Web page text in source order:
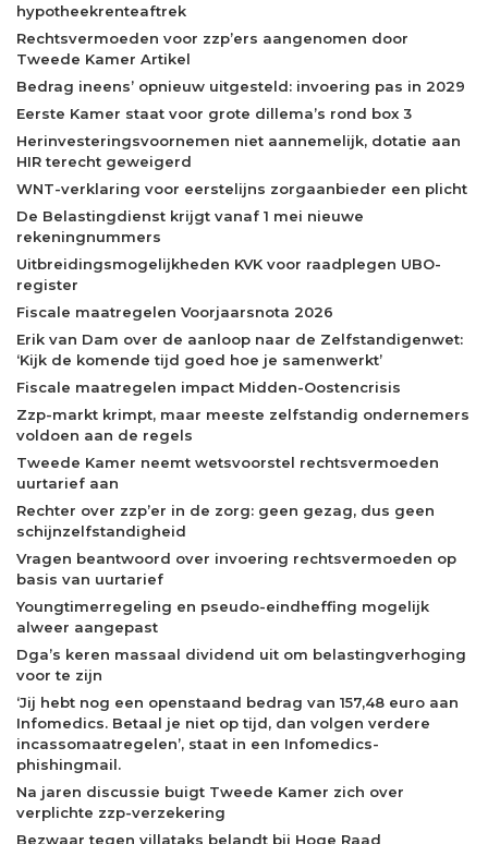
hypotheekrenteaftrek
Rechtsvermoeden voor zzp’ers aangenomen door
Tweede Kamer Artikel
Bedrag ineens’ opnieuw uitgesteld: invoering pas in 2029
Eerste Kamer staat voor grote dillema’s rond box 3
Herinvesteringsvoornemen niet aannemelijk, dotatie aan
HIR terecht geweigerd
WNT-verklaring voor eerstelijns zorgaanbieder een plicht
De Belastingdienst krijgt vanaf 1 mei nieuwe
rekeningnummers
Uitbreidingsmogelijkheden KVK voor raadplegen UBO-
register
Fiscale maatregelen Voorjaarsnota 2026
Erik van Dam over de aanloop naar de Zelfstandigenwet:
‘Kijk de komende tijd goed hoe je samenwerkt’
Fiscale maatregelen impact Midden-Oostencrisis
Zzp-markt krimpt, maar meeste zelfstandig ondernemers
voldoen aan de regels
Tweede Kamer neemt wetsvoorstel rechtsvermoeden
uurtarief aan
Rechter over zzp’er in de zorg: geen gezag, dus geen
schijnzelfstandigheid
Vragen beantwoord over invoering rechtsvermoeden op
basis van uurtarief
Youngtimerregeling en pseudo-eindheffing mogelijk
alweer aangepast
Dga’s keren massaal dividend uit om belastingverhoging
voor te zijn
‘Jij hebt nog een openstaand bedrag van 157,48 euro aan
Infomedics. Betaal je niet op tijd, dan volgen verdere
incassomaatregelen’, staat in een Infomedics-
phishingmail.
Na jaren discussie buigt Tweede Kamer zich over
verplichte zzp-verzekering
Bezwaar tegen villataks belandt bij Hoge Raad